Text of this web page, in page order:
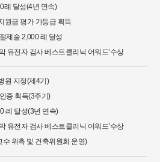
례 달성(4년 연속)
원금 평가 가등급 획득
제술 2,000 례 달성
유전자 검사 베스트클리닉 어워드’수상
원 지정(제4기)
증 획득(3주기)
례 달성(3년 연속)
유전자 검사 베스트클리닉 어워드’수상
수 위촉 및 건축위원회 운영)